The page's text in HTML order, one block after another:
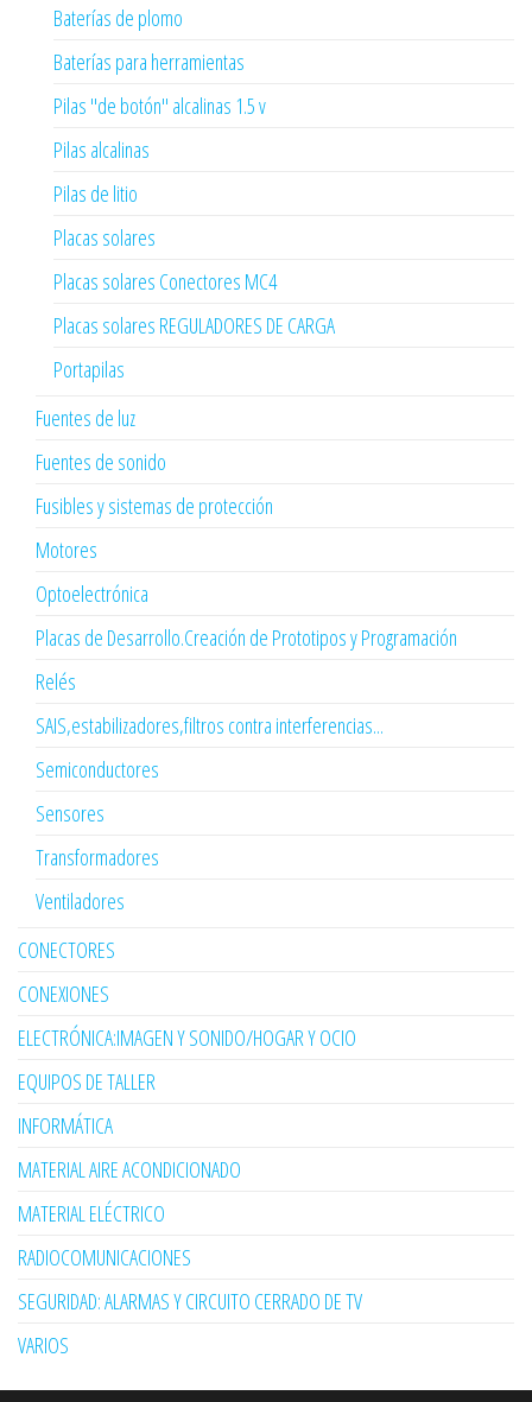
Baterías de plomo
Baterías para herramientas
Pilas "de botón" alcalinas 1.5 v
Pilas alcalinas
Pilas de litio
Placas solares
Placas solares Conectores MC4
Placas solares REGULADORES DE CARGA
Portapilas
Fuentes de luz
Fuentes de sonido
Fusibles y sistemas de protección
Motores
Optoelectrónica
Placas de Desarrollo.Creación de Prototipos y Programación
Relés
SAIS,estabilizadores,filtros contra interferencias...
Semiconductores
Sensores
Transformadores
Ventiladores
CONECTORES
CONEXIONES
ELECTRÓNICA:IMAGEN Y SONIDO/HOGAR Y OCIO
EQUIPOS DE TALLER
INFORMÁTICA
MATERIAL AIRE ACONDICIONADO
MATERIAL ELÉCTRICO
RADIOCOMUNICACIONES
SEGURIDAD: ALARMAS Y CIRCUITO CERRADO DE TV
VARIOS